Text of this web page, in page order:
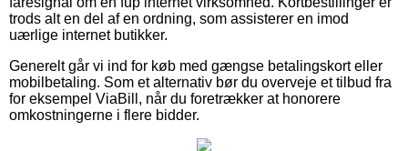
trods alt en del af en ordning, som assisterer en imod
uærlige internet butikker.
Generelt går vi ind for køb med gængse betalingskort eller
mobilbetaling. Som et alternativ bør du overveje et tilbud fra
for eksempel ViaBill, når du foretrækker at honorere
omkostningerne i flere bidder.